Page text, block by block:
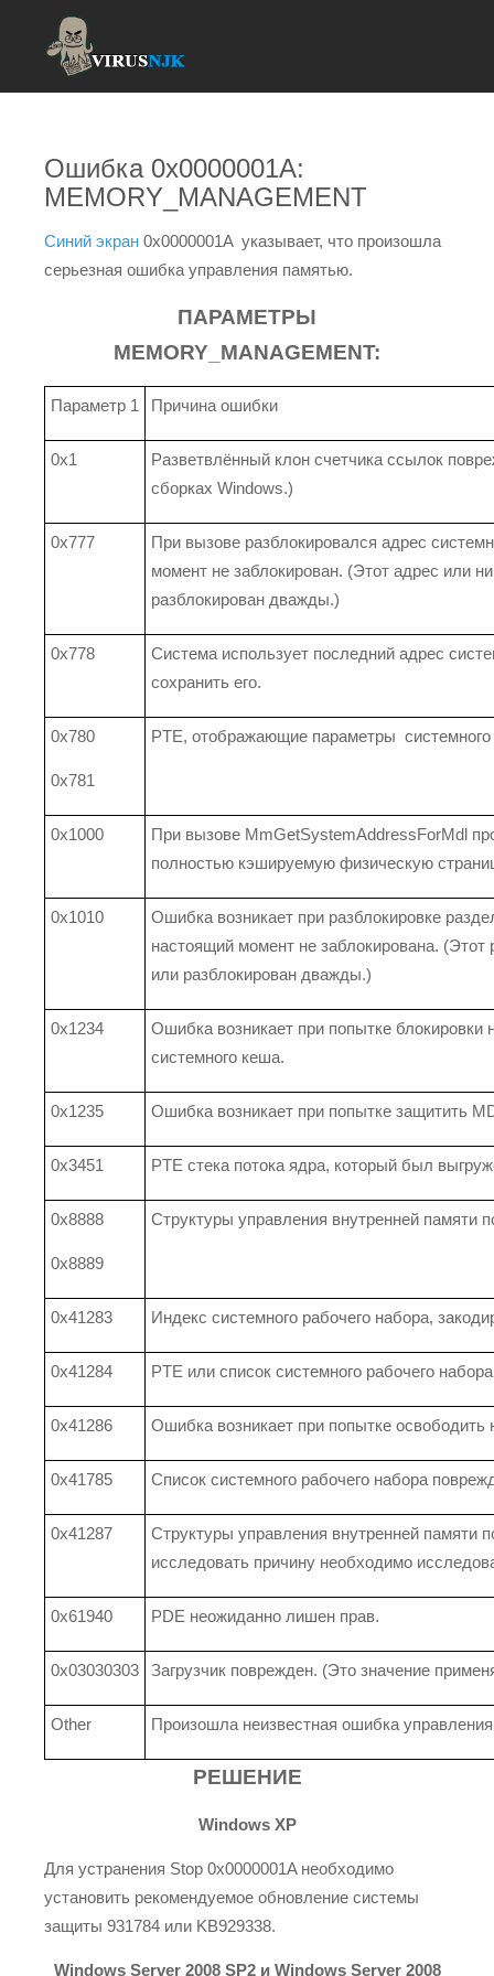
Ошибка 0x0000001A:
MEMORY_MANAGEMENT
Синий экран 0x0000001A указывает, что произошла
серьезная ошибка управления памятью.
ПАРАМЕТРЫ
MEMORY_MANAGEMENT:
Параметр 1 Причина ошибки
0x1
Разветвлённый клон счетчика ссылок
сборках Windows.)
0x777
При вызове разблокировался адрес
момент не заблокирован. (Этот адрес или
разблокирован дважды.)
0x778
Система использует последний адрес
сохранить его.
0x780
0x781
PTE, отображающие параметры
0x1000
При вызове MmGetSystemAddressForMdl
полностью кэшируемую физическую
0x1010
Ошибка возникает при разблокировке
настоящий момент не заблокирована. (Этот
или разблокирован дважды.)
0x1234
Ошибка возникает при попытке блокировки
системного кеша.
0x1235 Ошибка возникает при попытке защитить
0x3451 PTE стека потока ядра, который был
0x8888
0x8889
Структуры управления внутренней памяти
0x41283 Индекс системного рабочего набора,
0x41284 PTE или список системного рабочего
0x41286 Ошибка возникает при попытке
0x41785 Список системного рабочего набора
0x41287
Структуры управления внутренней памяти
исследовать причину необходимо
0x61940 PDE неожиданно лишен прав.
0x03030303 Загрузчик поврежден. (Это значение
Other Произошла неизвестная ошибка
РЕШЕНИЕ
Windows XP
Для устранения Stop 0x0000001A необходимо
установить рекомендуемое обновление системы
защиты 931784 или KB929338.
Windows Server 2008 SP2 и Windows Server 2008